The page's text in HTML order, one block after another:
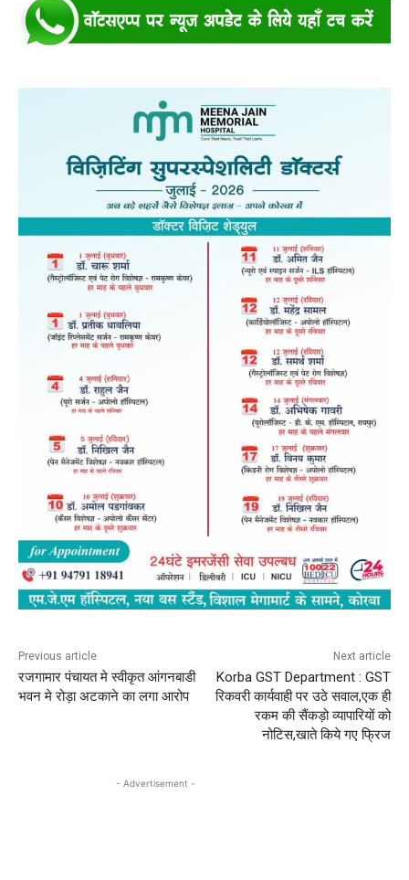
Previous article
रजगामार पंचायत मे स्वीकृत आंगनबाडी
भवन मे रोड़ा अटकाने का लगा आरोप
Next article
Korba GST Department : GST
रिकवरी कार्यवाही पर उठे सवाल,एक ही
रकम की सैंकड़ो व्यापारियों को
नोटिस,खाते किये गए फ्रिज
- Advertisement -